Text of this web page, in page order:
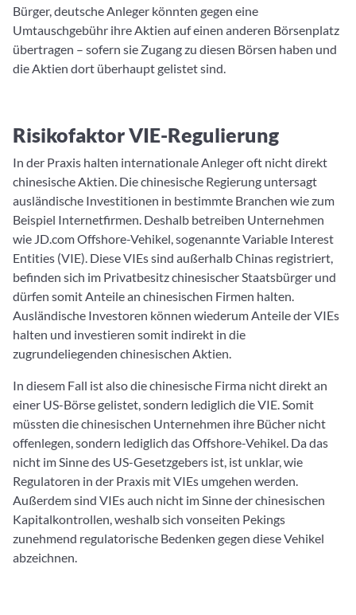
Bürger, deutsche Anleger könnten gegen eine
Umtauschgebühr ihre Aktien auf einen anderen Börsenplatz
übertragen – sofern sie Zugang zu diesen Börsen haben und
die Aktien dort überhaupt gelistet sind.
Risikofaktor VIE-Regulierung
In der Praxis halten internationale Anleger oft nicht direkt
chinesische Aktien. Die chinesische Regierung untersagt
ausländische Investitionen in bestimmte Branchen wie zum
Beispiel Internetfirmen. Deshalb betreiben Unternehmen
wie JD.com Offshore-Vehikel, sogenannte Variable Interest
Entities (VIE). Diese VIEs sind außerhalb Chinas registriert,
befinden sich im Privatbesitz chinesischer Staatsbürger und
dürfen somit Anteile an chinesischen Firmen halten.
Ausländische Investoren können wiederum Anteile der VIEs
halten und investieren somit indirekt in die
zugrundeliegenden chinesischen Aktien.
In diesem Fall ist also die chinesische Firma nicht direkt an
einer US-Börse gelistet, sondern lediglich die VIE. Somit
müssten die chinesischen Unternehmen ihre Bücher nicht
offenlegen, sondern lediglich das Offshore-Vehikel. Da das
nicht im Sinne des US-Gesetzgebers ist, ist unklar, wie
Regulatoren in der Praxis mit VIEs umgehen werden.
Außerdem sind VIEs auch nicht im Sinne der chinesischen
Kapitalkontrollen, weshalb sich vonseiten Pekings
zunehmend regulatorische Bedenken gegen diese Vehikel
abzeichnen.